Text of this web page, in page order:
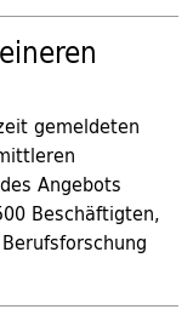
gemeldeten
Angebots
Beschäftigten,